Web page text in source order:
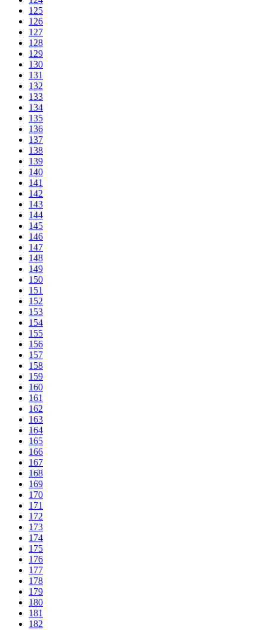
125
126
127
128
129
130
131
132
133
134
135
136
137
138
139
140
141
142
143
144
145
146
147
148
149
150
151
152
153
154
155
156
157
158
159
160
161
162
163
164
165
166
167
168
169
170
171
172
173
174
175
176
177
178
179
180
181
182